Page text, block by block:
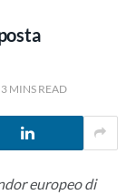
3 MINS READ
europeo di